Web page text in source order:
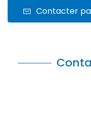
Contacter